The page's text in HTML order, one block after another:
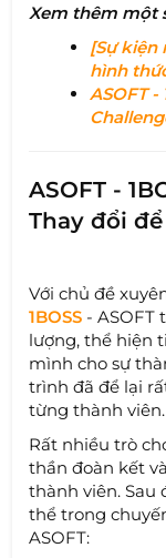
Xem thêm một
[Sự kiện
hình
ASOFT
ASOFT -
Thay đổi
Với chủ đề
1BOSS - ASOFT
lượng, thể hiện
mình cho sự
trình đã để lại
từng thành viên.
Rất nhiều trò
thần đoàn kết
thành viên. Sau
thể trong
ASOFT: